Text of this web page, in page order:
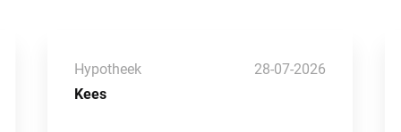
Kees
Hypotheek 28-07-2026